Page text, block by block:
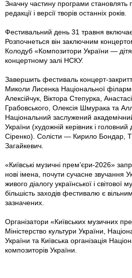
Значну частину програми становлять
редакції і версії творів останніх років.
Фестивальний день 31 травня включає
Розпочнеться він заключним
Колодуб «Композитори України —
концертному залі НСКУ.
Завершить фестиваль концерт-
Миколи Лисенка Національної
Алексійчук, Віктора Степурка,
Грабовського, Олексія Шмурака та
Національний заслужений
України (художній керівник і
Сіренко). Солісти — Кирило Бондар,
Загайкевич.
«Київські музичні прем’єри-2026»
нові імена, почути сучасне звучання
живого діалогу української і світової
більшість заходів фестивалю є
зазначених.
Організатори «Київських музичних
Міністерство культури України,
України та Київська організація
композиторів України.